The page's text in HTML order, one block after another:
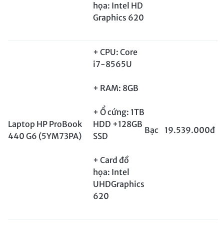
họa: Intel HD
Graphics 620
Laptop HP ProBook
440 G6 (5YM73PA)
+ CPU: Core
i7-8565U
+ RAM: 8GB
+ Ổ cứng: 1TB
HDD +128GB
SSD
+ Card đồ
họa: Intel
UHDGraphics
620
Bạc 19.539.000đ